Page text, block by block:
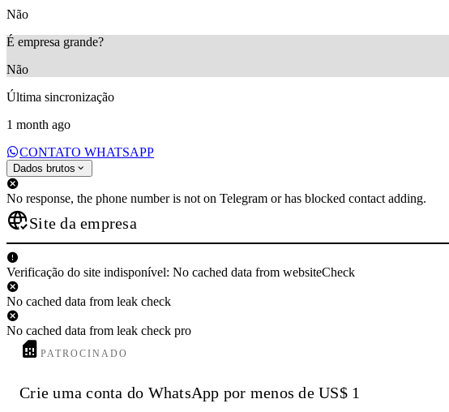
Não
É empresa grande?
Não
Última sincronização
1 month ago
CONTATO WHATSAPP
Dados brutos
No response, the phone number is not on Telegram or has blocked contact adding.
Site da empresa
Verificação do site indisponível: No cached data from websiteCheck
No cached data from leak check
No cached data from leak check pro
PATROCINADO
Crie uma conta do WhatsApp por menos de US$ 1